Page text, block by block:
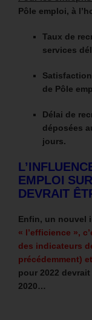
Pôle emploi, à
Taux de
services
de Pôle
Délai de
déposées
jours.
EMPLOI
DEVRAIT
Enfin, un nouvel
« l’efficience »,
des indicateurs
précédemment)
pour 2022
2020…